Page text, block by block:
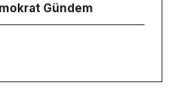
Gündem